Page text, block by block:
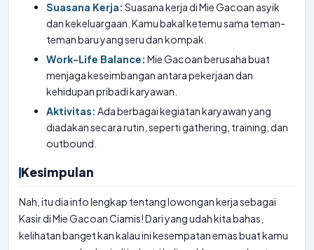
Suasana Kerja: Suasana kerja di Mie Gacoan asyik
dan kekeluargaan. Kamu bakal ketemu sama teman-
teman baru yang seru dan kompak.
Work-Life Balance: Mie Gacoan berusaha buat
menjaga keseimbangan antara pekerjaan dan
kehidupan pribadi karyawan.
Aktivitas: Ada berbagai kegiatan karyawan yang
diadakan secara rutin, seperti gathering, training, dan
outbound.
Kesimpulan
Nah, itu dia info lengkap tentang lowongan kerja sebagai
Kasir di Mie Gacoan Ciamis! Dari yang udah kita bahas,
kelihatan banget kan kalau ini kesempatan emas buat kamu